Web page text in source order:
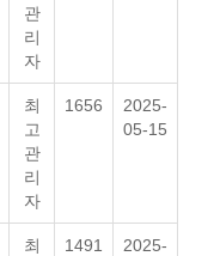
관
리
자
최
고
관
리
자
1656
2025-
05-15
최
1491
2025-